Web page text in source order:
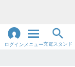
ログイン メニュー充電スタンド